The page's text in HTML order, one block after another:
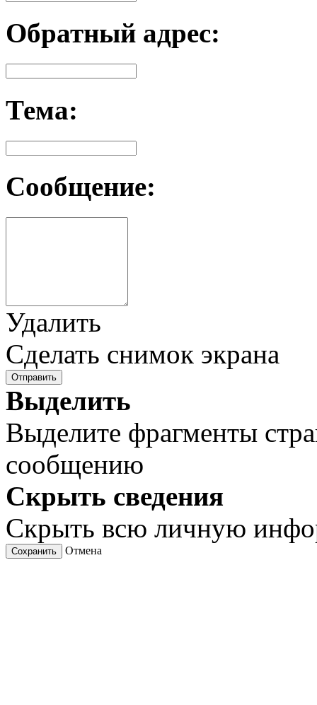
Обратный адрес:
Тема:
Сообщение:
Удалить
Сделать снимок экрана
Отправить
Выделить
Выделите фрагменты
сообщению
Скрыть сведения
Скрыть всю личную
Сохранить Отмена